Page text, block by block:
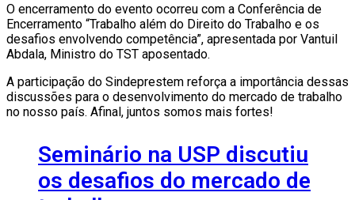
O encerramento do evento ocorreu com a Conferência de
Encerramento “Trabalho além do Direito do Trabalho e os
desafios envolvendo competência”, apresentada por Vantuil
Abdala, Ministro do TST aposentado.
A participação do Sindeprestem reforça a importância dessas
discussões para o desenvolvimento do mercado de trabalho
no nosso país. Afinal, juntos somos mais fortes!
Seminário na USP discutiu
os desafios do mercado de